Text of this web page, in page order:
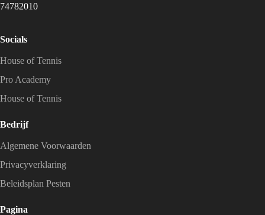
74782010
Socials
House of Tennis
Pro Academy
House of Tennis
Bedrijf
Algemene Voorwaarden
Privacyverklaring
Beleidsplan Pesten
Pagina